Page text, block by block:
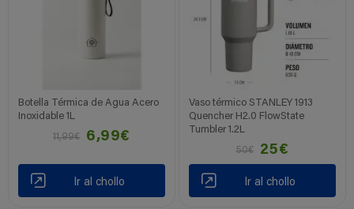
Botella Térmica de Agua Acero
Inoxidable 1L
11,99€
6,99€
Ir al chollo
Vaso térmico STANLEY 1913
Quencher H2.0 FlowState
Tumbler 1.2L
50€
25€
Ir al chollo